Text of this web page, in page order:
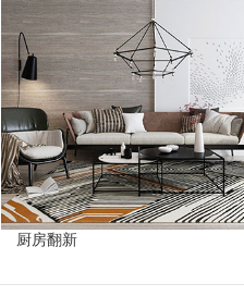
厨房翻新